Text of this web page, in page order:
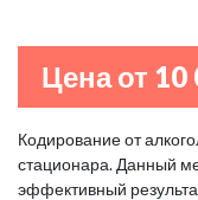
Цена от 10
Кодирование от
стационара. Данный
эффективный